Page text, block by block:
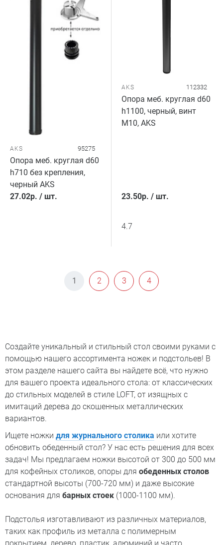
AKS 95275
Опора меб. круглая d60
h710 без крепления,
черный AKS
27.02р. / шт.
AKS 112332
Опора меб. круглая d60
h1100, черный, винт
М10, AKS
23.50р. / шт.
4.7
1 2 3 4
Создайте уникальный и стильный стол своими руками с
помощью нашего ассортимента ножек и подстольев! В
этом разделе нашего сайта вы найдете всё, что нужно
для вашего проекта идеального стола: от классических
до стильных моделей в стиле LOFT, от изящных с
имитаций дерева до скошенных металлических
вариантов.
Ищете ножки для журнального столика или хотите
обновить обеденный стол? У нас есть решения для всех
задач! Мы предлагаем ножки высотой от 300 до 500 мм
для кофейных столиков, опоры для обеденных столов
стандартной высоты (700-720 мм) и даже высокие
основания для барных стоек (1000-1100 мм).
Подстолья изготавливают из различных материалов,
таких как профиль из металла с полимерным